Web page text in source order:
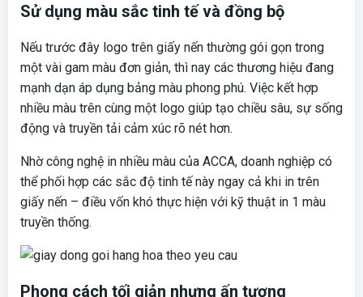
Sử dụng màu sắc tinh tế và đồng bộ
Nếu trước đây logo trên giấy nến thường gói gọn trong
một vài gam màu đơn giản, thì nay các thương hiệu đang
mạnh dạn áp dụng bảng màu phong phú. Việc kết hợp
nhiều màu trên cùng một logo giúp tạo chiều sâu, sự sống
động và truyền tải cảm xúc rõ nét hơn.
Nhờ công nghệ in nhiều màu của ACCA, doanh nghiệp có
thể phối hợp các sắc độ tinh tế này ngay cả khi in trên
giấy nến – điều vốn khó thực hiện với kỹ thuật in 1 màu
truyền thống.
Phong cách tối giản nhưng ấn tượng